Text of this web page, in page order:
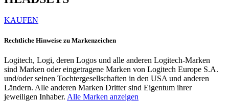
KAUFEN
Rechtliche Hinweise zu Markenzeichen
Logitech, Logi, deren Logos und alle anderen Logitech-Marken
sind Marken oder eingetragene Marken von Logitech Europe S.A.
und/oder seinen Tochtergesellschaften in den USA und anderen
Ländern. Alle anderen Marken Dritter sind Eigentum ihrer
jeweiligen Inhaber. Alle Marken anzeigen